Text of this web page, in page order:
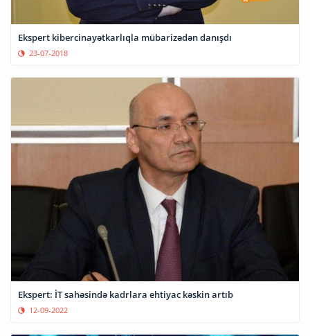
Ekspert kibercinayətkarlıqla mübarizədən danışdı
23-07-2018
Ekspert: İT sahəsində kadrlara ehtiyac kəskin artıb
12-09-2022